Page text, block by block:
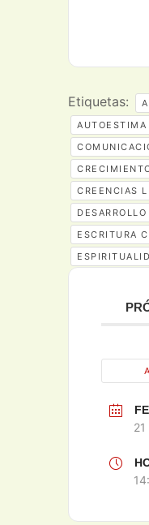
Etiquetas:
AUTOESTIMA
CREENCIAS
ESCRITURA